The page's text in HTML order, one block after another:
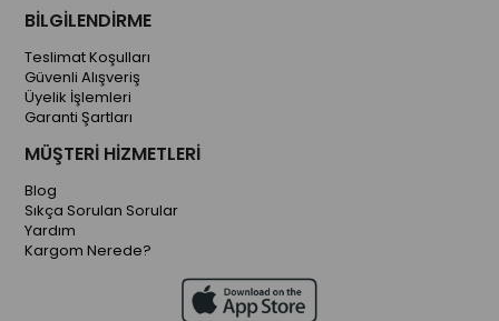
BİLGİLENDİRME
Teslimat Koşulları
Güvenli Alışveriş
Üyelik İşlemleri
Garanti Şartları
MÜŞTERİ HİZMETLERİ
Blog
Sıkça Sorulan Sorular
Yardım
Kargom Nerede?